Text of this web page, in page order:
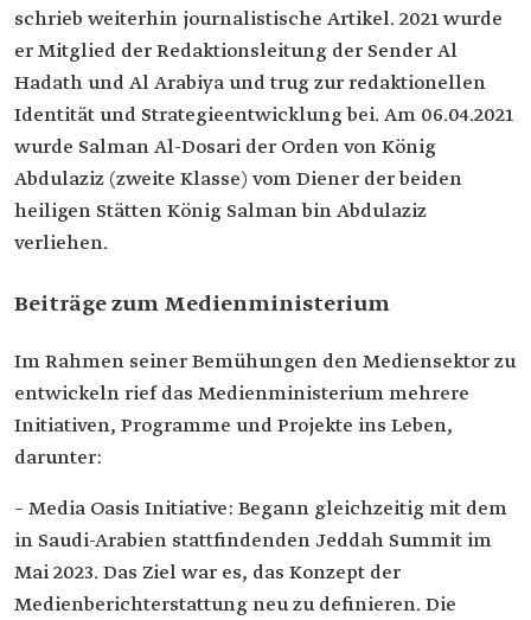
schrieb weiterhin journalistische Artikel. 2021 wurde
er Mitglied der Redaktionsleitung der Sender Al
Hadath und Al Arabiya und trug zur redaktionellen
Identität und Strategieentwicklung bei. Am 06.04.2021
wurde Salman Al-Dosari der Orden von König
Abdulaziz (zweite Klasse) vom Diener der beiden
heiligen Stätten König Salman bin Abdulaziz
verliehen.
Beiträge zum Medienministerium
Im Rahmen seiner Bemühungen den Mediensektor zu
entwickeln rief das Medienministerium mehrere
Initiativen, Programme und Projekte ins Leben,
darunter:
– Media Oasis Initiative: Begann gleichzeitig mit dem
in Saudi-Arabien stattfindenden Jeddah Summit im
Mai 2023. Das Ziel war es, das Konzept der
Medienberichterstattung neu zu definieren. Die